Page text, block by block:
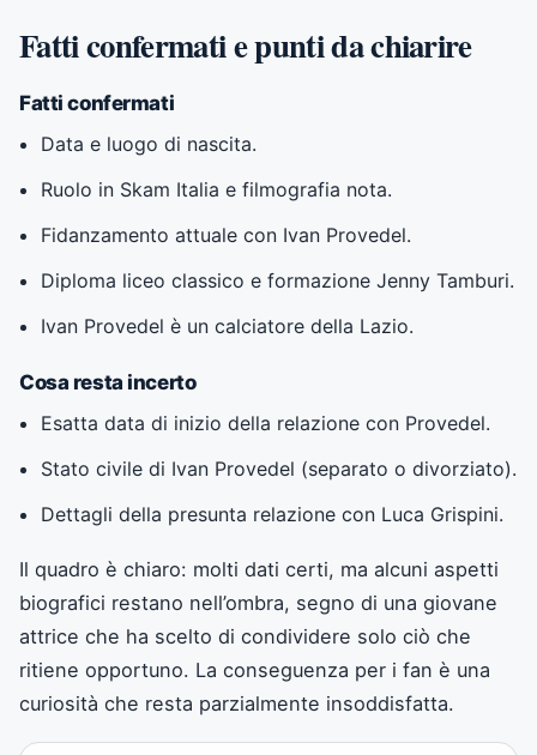
Fatti confermati e punti da chiarire
Fatti confermati
Data e luogo di nascita.
Ruolo in Skam Italia e filmografia nota.
Fidanzamento attuale con Ivan Provedel.
Diploma liceo classico e formazione Jenny Tamburi.
Ivan Provedel è un calciatore della Lazio.
Cosa resta incerto
Esatta data di inizio della relazione con Provedel.
Stato civile di Ivan Provedel (separato o divorziato).
Dettagli della presunta relazione con Luca Grispini.
Il quadro è chiaro: molti dati certi, ma alcuni aspetti
biografici restano nell’ombra, segno di una giovane
attrice che ha scelto di condividere solo ciò che
ritiene opportuno. La conseguenza per i fan è una
curiosità che resta parzialmente insoddisfatta.